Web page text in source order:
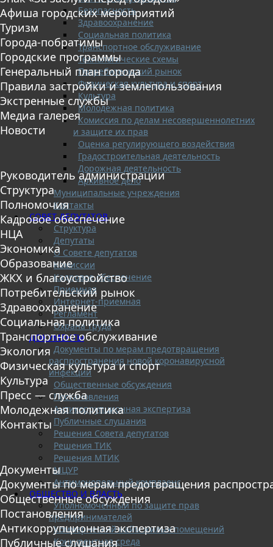
Безопасность
Здравоохранение
Социальная политика
Транспортное обслуживание
Технологические схемы
Потребительский рынок
Физическая культура и спорт
Культура
Молодежная политика
Комиссия по делам несовершеннолетних
и защите их прав
Оценка регулирующего воздействия
Градостроительная деятельность
Дорожная деятельность
Архивное дело
Муниципальные учреждения
Контакты
СОВЕТ ДЕПУТАТОВ
Структура
Депутаты
О Совете депутатов
Комиссии
Кадровое обеспечение
Приемная
Интернет-приемная
Регламент
Охрана труда
ДОКУМЕНТЫ
Документы по мерам предотвращения
распространения новой коронавирусной
инфекции
Общественные обсуждения
Постановления
Антикоррупционная экспертиза
Публичные слушания
Решения Совета депутатов
Решения ТИК
Решения МТИК
МЦУР
Антимонопольный комплаенс
ОБЩЕСТВО И ВЛАСТЬ
Уполномоченный по защите прав
предпринимателей
Коммерческий найм жилых помещений
Конкурентная среда
Афиша городских мероприятий
Туризм
Города-побратимы
Городские программы
Генеральный план города
Правила застройки и землепользования
Экстренные службы
Медиа галерея
Новости
Руководитель администрации
Структура
Полномочия
Кадровое обеспечение
НЦА
Экономика
Образование
ЖКХ и благоустройство
Потребительский рынок
Здравоохранение
Социальная политика
Транспортное обслуживание
Экология
Физическая культура и спорт
Культура
Пресс — служба
Молодежная политика
Контакты
Документы
Документы по мерам предотвращения
Общественные обсуждения
Постановления
Антикоррупционная экспертиза
Публичные слушания